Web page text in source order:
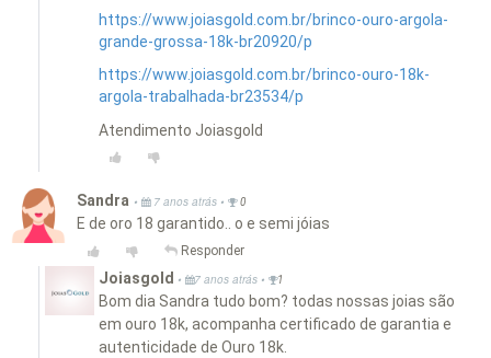
https://www.joiasgold.com.br/brinco-ouro-argola-
grande-grossa-18k-br20920/p
https://www.joiasgold.com.br/brinco-ouro-18k-
argola-trabalhada-br23534/p
Atendimento Joiasgold
Sandra • 7 anos atrás • 0
E de oro 18 garantido.. o e semi jóias
Responder
Joiasgold • 7 anos atrás • 1
Bom dia Sandra tudo bom? todas nossas joias são
em ouro 18k, acompanha certificado de garantia e
autenticidade de Ouro 18k.